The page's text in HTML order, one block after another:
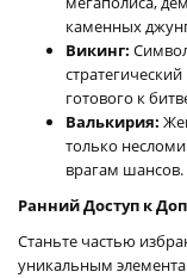
каменных
Викинг:
готового к
Валькирия:
только
врагам шансов.
Ранний Доступ к
Станьте частью
уникальным